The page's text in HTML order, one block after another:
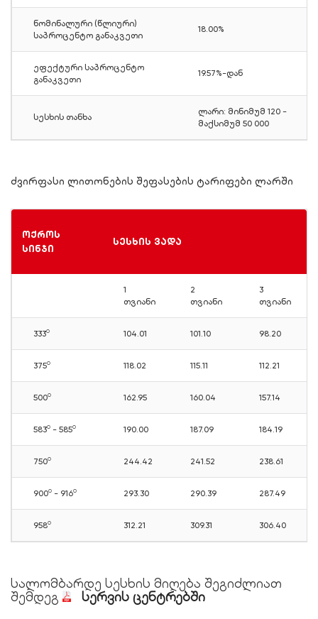
ნომინალური (წლიური)
საპროცენტო განაკვეთი
18.00%
ეფექტური საპროცენტო
განაკვეთი
19.57%-დან
სესხის თანხა
ლარი: მინიმუმ 120 -
მაქსიმუმ 50 000
ძვირფასი ლითონების შეფასების ტარიფები ლარში
ოქროს
სინჯი
სესხის ვადა
1
თვიანი
2
თვიანი
3
თვიანი
333o 104.01 101.10 98.20
375​o 118.02 115.11 112.21
500​o 162.95 160.04 157.14
583​o - 585​o 190.00 187.09 184.19
750​o 244.42 241.52 238.61
900​o - 916​o 293.30 290.39 287.49
958​o 312.21 309.31 306.40
სალომბარდე სესხის მიღება შეგიძლიათ
შემდეგ
სერვის ცენტრებში